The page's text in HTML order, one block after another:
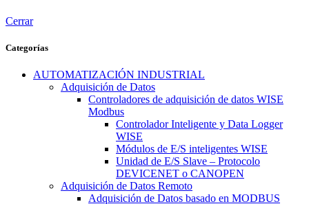
Cerrar
Categorías
AUTOMATIZACIÓN INDUSTRIAL
Adquisición de Datos
Controladores de adquisición de datos WISE
Modbus
Controlador Inteligente y Data Logger
WISE
Módulos de E/S inteligentes WISE
Unidad de E/S Slave – Protocolo
DEVICENET o CANOPEN
Adquisición de Datos Remoto
Adquisición de Datos basado en MODBUS